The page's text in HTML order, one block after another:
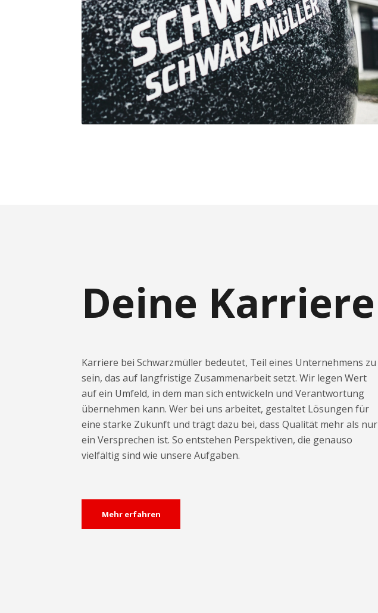
Deine Karriere
Karriere bei Schwarzmüller bedeutet, Teil eines Unternehmens zu
sein, das auf langfristige Zusammenarbeit setzt. Wir legen Wert
auf ein Umfeld, in dem man sich entwickeln und Verantwortung
übernehmen kann. Wer bei uns arbeitet, gestaltet Lösungen für
eine starke Zukunft und trägt dazu bei, dass Qualität mehr als nur
ein Versprechen ist. So entstehen Perspektiven, die genauso
vielfältig sind wie unsere Aufgaben.
Mehr erfahren